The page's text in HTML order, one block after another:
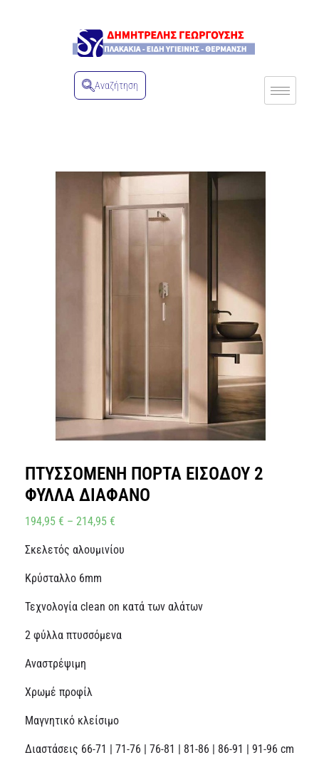
Αναζήτηση
ΠΤΥΣΣΟΜΕΝΗ ΠΟΡΤΑ ΕΙΣΟΔΟΥ 2
ΦΥΛΛΑ ΔΙΑΦΑΝΟ
194,95 € – 214,95 €
Σκελετός αλουμινίου
Κρύσταλλο 6mm
Τεχνολογία clean on κατά των αλάτων
2 φύλλα πτυσσόμενα
Αναστρέψιμη
Χρωμέ προφίλ
Μαγνητικό κλείσιμο
Διαστάσεις 66-71 | 71-76 | 76-81 | 81-86 | 86-91 | 91-96 cm